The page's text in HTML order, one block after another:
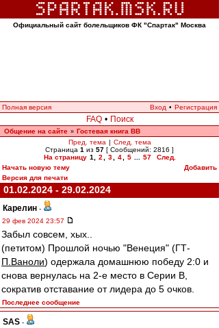
Официальный сайт болельщиков ФК "Спартак" Москва
Полная версия Вход • Регистрация
FAQ • Поиск
Общение на сайте » Гостевая книга ВВ
Пред. тема | След. тема
Страница 1 из 57 [ Сообщений: 2816 ]
На страницу 1 2 3 4 5 57
След.
Начать новую тему
Добавить
Версия для печати
01.02.2024 - 29.02.2024
Карелин -
29 фев 2024 23:57
Забыл совсем, хых..
(петитом) Прошлой ночью "Венеция" (ГТ-
П.Ваноли) одержала домашнюю победу 2:0 и
снова вернулась на 2-е место в Серии В,
сократив отставание от лидера до 5 очков.
Последнее сообщение
SAS -